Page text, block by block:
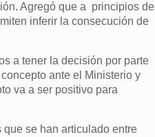
Agregó que a principios del
inferir la consecución de
a tener la decisión por parte
ante el Ministerio y
va a ser positivo para
se han articulado entre